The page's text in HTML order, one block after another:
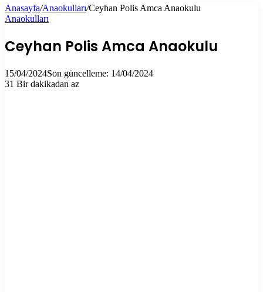
...
Anasayfa/Anaokulları/Ceyhan Polis Amca Anaokulu
Anaokulları
Ceyhan Polis Amca Anaokulu
15/04/2024Son güncelleme: 14/04/2024
31 Bir dakikadan az